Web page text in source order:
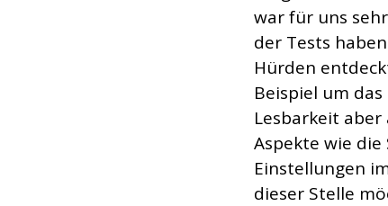
war für uns
der Tests
Hürden
Beispiel um das
Lesbarkeit
Aspekte wie die
Einstellungen
dieser Stelle